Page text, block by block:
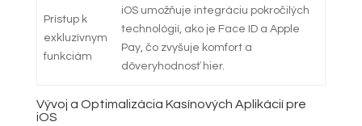
Prístup k
exkluzívnym
funkciám
iOS umožňuje integráciu pokročilých
technológií, ako je Face ID a Apple
Pay, čo zvyšuje komfort a
dôveryhodnosť hier.
Vývoj a Optimalizácia Kasínových Aplikácií pre
iOS